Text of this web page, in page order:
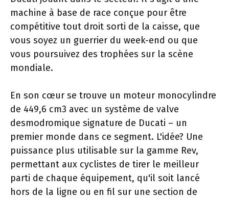
machine à base de race conçue pour être
compétitive tout droit sorti de la caisse, que
vous soyez un guerrier du week-end ou que
vous poursuivez des trophées sur la scène
mondiale.
En son cœur se trouve un moteur monocylindre
de 449,6 cm3 avec un système de valve
desmodromique signature de Ducati – un
premier monde dans ce segment. L'idée? Une
puissance plus utilisable sur la gamme Rev,
permettant aux cyclistes de tirer le meilleur
parti de chaque équipement, qu'il soit lancé
hors de la ligne ou en fil sur une section de